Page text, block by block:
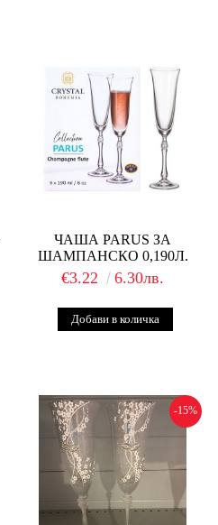
ЧАША PARUS ЗА
ШАМПАНСКО 0,190Л.
€3.22 6.30лв.
-15%